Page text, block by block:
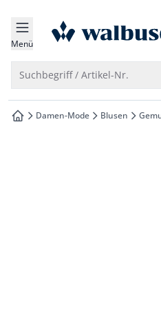
springen
springen
springen
springen
Menü zur
Suchbegriff / Artikel-Nr.
zur Startseite
Damen-Mode Blusen